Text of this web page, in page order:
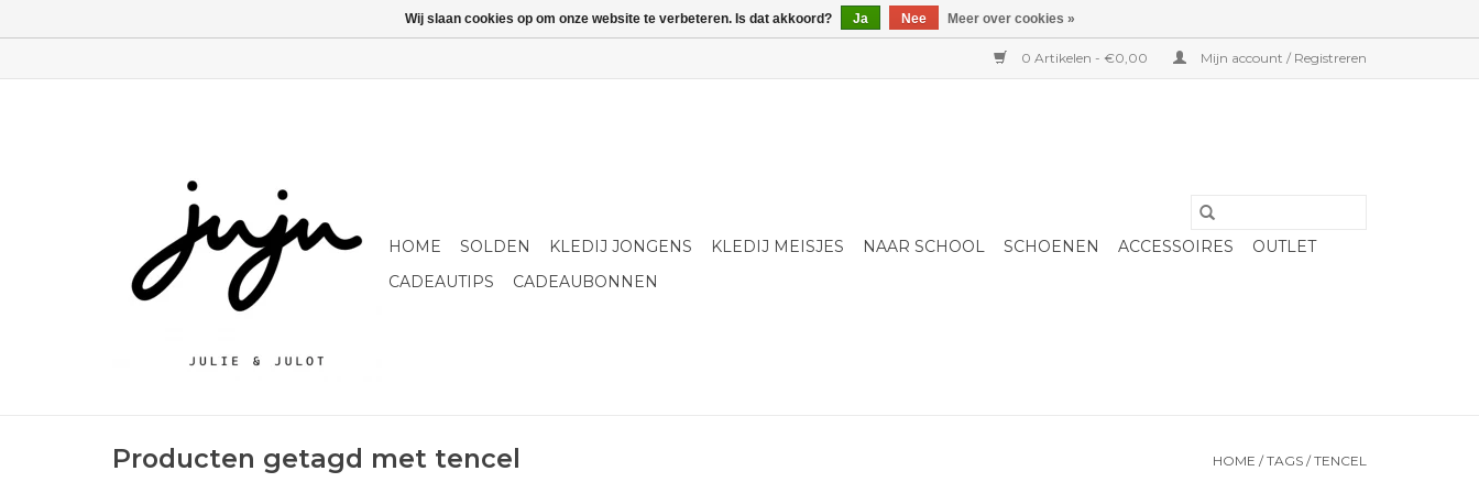
0 Artikelen - €0,00 Mijn account / Registreren
HOME SOLDEN KLEDIJ JONGENS KLEDIJ MEISJES NAAR SCHOOL SCHOENEN ACCESSOIRES
OUTLET
CADEAUTIPS
CADEAUBONNEN
Producten getagd met tencel HOME /TAGS /TENCEL
Wij slaan cookies op om onze website te verbeteren. Is dat akkoord? Ja Nee Meer over cookies »